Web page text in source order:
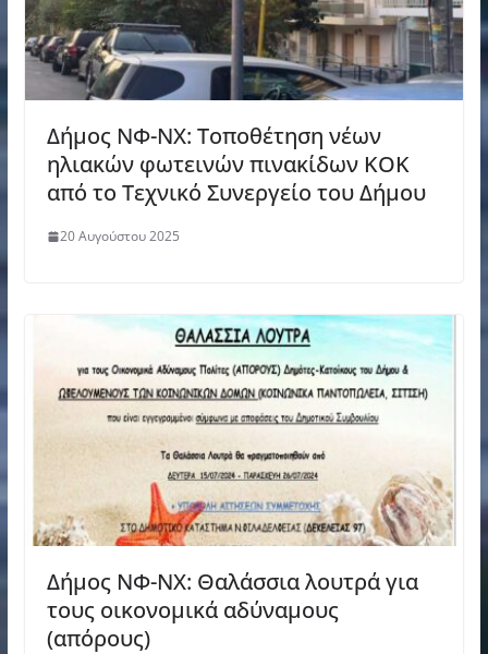
Δήμος ΝΦ-ΝΧ: Τοποθέτηση νέων
ηλιακών φωτεινών πινακίδων ΚΟΚ
από το Τεχνικό Συνεργείο του Δήμου
20 Αυγούστου 2025
Δήμος ΝΦ-ΝΧ: Θαλάσσια λουτρά για
τους οικονομικά αδύναμους
(απόρους)